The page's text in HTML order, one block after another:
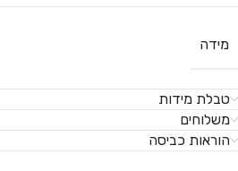
מידה
טבלת מידות
משלוחים
הוראות כביסה